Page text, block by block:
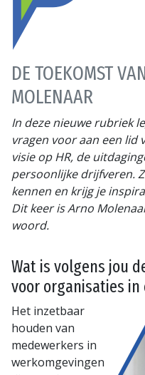
DE TOEKOMST
MOLENAAR
In deze nieuwe rubriek
vragen voor aan een lid
visie op HR, de
persoonlijke drijfveren.
kennen en krijg je
Dit keer is Arno
woord.
Wat is volgens jou
voor organisaties in
Het inzetbaar
houden van
medewerkers in
werkomgevingen